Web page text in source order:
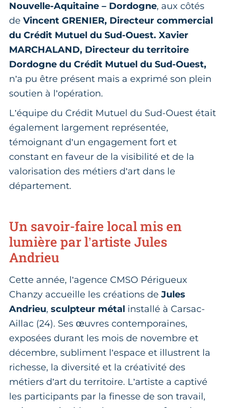
Nouvelle-Aquitaine – Dordogne, aux côtés
de Vincent GRENIER, Directeur commercial
du Crédit Mutuel du Sud-Ouest. Xavier
MARCHALAND, Directeur du territoire
Dordogne du Crédit Mutuel du Sud-Ouest,
n’a pu être présent mais a exprimé son plein
soutien à l’opération.
L’équipe du Crédit Mutuel du Sud-Ouest était
également largement représentée,
témoignant d’un engagement fort et
constant en faveur de la visibilité et de la
valorisation des métiers d’art dans le
département.
Un savoir-faire local mis en
lumière par l’artiste Jules
Andrieu
Cette année, l’agence CMSO Périgueux
Chanzy accueille les créations de Jules
Andrieu, sculpteur métal installé à Carsac-
Aillac (24). Ses œuvres contemporaines,
exposées durant les mois de novembre et
décembre, subliment l’espace et illustrent la
richesse, la diversité et la créativité des
métiers d’art du territoire. L’artiste a captivé
les participants par la finesse de son travail,